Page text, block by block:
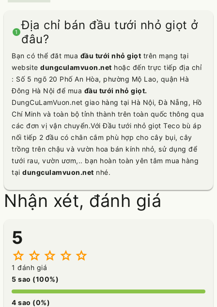
1
Địa chỉ bán đầu tưới nhỏ giọt ở
đâu?
Bạn có thể đăt mua đầu tưới nhỏ giọt trên mạng tại
websitedungculamvuon.net hoặc đến trực tiếp địa chỉ
: Số 5 ngõ 20 Phố An Hòa, phường Mộ Lao, quận Hà
Đông Hà Nội để mua đầu tưới nhỏ giọt.
DungCuLamVuon.net giao hàng tại Hà Nội, Đà Nẵng, Hồ
Chí Minh và toàn bộ tỉnh thành trên toàn quốc thông qua
các đơn vị vận chuyển.Với Đầu tưới nhỏ giọt Teco bù áp
nối tiếp 2 đầu có chân cắm phù hợp cho cây bụi, cây
trồng trên chậu và vườn hoa bán kính nhỏ, sử dụng để
tưới rau, vườn ươm,.. bạn hoàn toàn yên tâm mua hàng
tạidungculamvuon.net nhé.
Nhận xét, đánh giá
5
star star star star star
1 đánh giá
5 sao (100%)
4 sao (0%)